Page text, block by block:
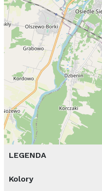
LEGENDA
Kolory